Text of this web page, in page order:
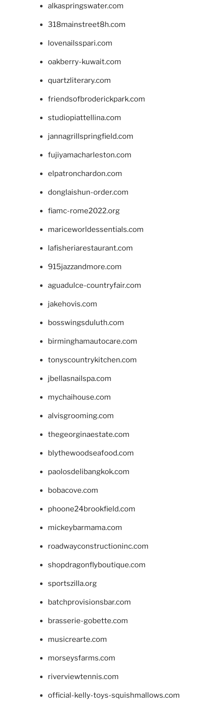
alkaspringswater.com
318mainstreet8h.com
lovenailsspari.com
oakberry-kuwait.com
quartzliterary.com
friendsofbroderickpark.com
studiopiattellina.com
jannagrillspringfield.com
fujiyamacharleston.com
elpatronchardon.com
donglaishun-order.com
fiamc-rome2022.org
mariceworldessentials.com
lafisheriarestaurant.com
915jazzandmore.com
aguadulce-countryfair.com
jakehovis.com
bosswingsduluth.com
birminghamautocare.com
tonyscountrykitchen.com
jbellasnailspa.com
mychaihouse.com
alvisgrooming.com
thegeorginaestate.com
blythewoodseafood.com
paolosdelibangkok.com
bobacove.com
phoone24brookfield.com
mickeybarmama.com
roadwayconstructioninc.com
shopdragonflyboutique.com
sportszilla.org
batchprovisionsbar.com
brasserie-gobette.com
musicrearte.com
morseysfarms.com
riverviewtennis.com
official-kelly-toys-squishmallows.com